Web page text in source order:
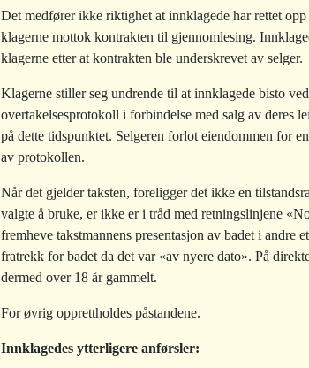
Det medfører ikke riktighet at innklagede har rettet
klagerne mottok kontrakten til gjennomlesing.
klagerne etter at kontrakten ble underskrevet av selger.
Klagerne stiller seg undrende til at innklagede bisto
overtakelsesprotokoll i forbindelse med salg av deres
på dette tidspunktet. Selgeren forlot eiendommen for
av protokollen.
Når det gjelder taksten, foreligger det ikke en
valgte å bruke, er ikke er i tråd med retningslinjene
fremheve takstmannens presentasjon av badet i
fratrekk for badet da det var «av nyere dato». På
dermed over 18 år gammelt.
For øvrig opprettholdes påstandene.
Innklagedes ytterligere anførsler: